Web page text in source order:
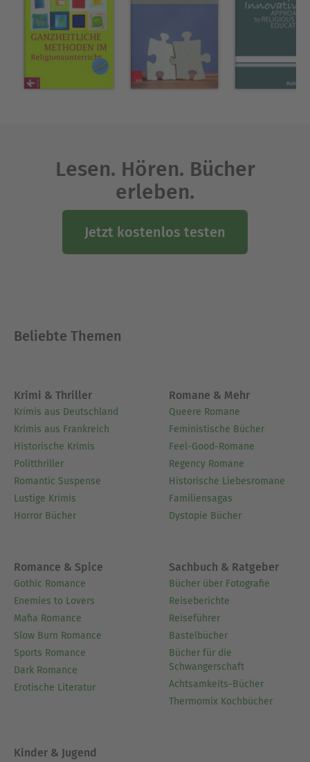
Lesen. Hören. Bücher
erleben.
Jetzt kostenlos testen
Beliebte Themen
Krimi & Thriller
Krimis aus Deutschland
Krimis aus Frankreich
Historische Krimis
Politthriller
Romantic Suspense
Lustige Krimis
Horror Bücher
Romane & Mehr
Queere Romane
Feministische Bücher
Feel-Good-Romane
Regency Romane
Historische Liebesromane
Familiensagas
Dystopie Bücher
Romance & Spice
Gothic Romance
Enemies to Lovers
Mafia Romance
Slow Burn Romance
Sports Romance
Dark Romance
Erotische Literatur
Sachbuch & Ratgeber
Bücher über Fotografie
Reiseberichte
Reiseführer
Bastelbücher
Bücher für die
Schwangerschaft
Achtsamkeits-Bücher
Thermomix Kochbücher
Kinder & Jugend